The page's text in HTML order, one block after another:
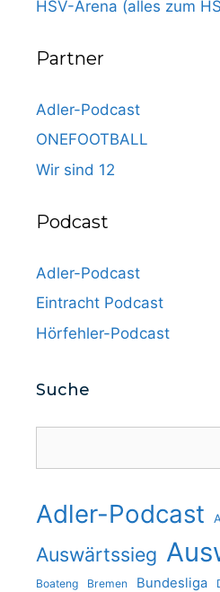
HSV-Arena (alles zum
Partner
Adler-Podcast
ONEFOOTBALL
Wir sind 12
Podcast
Adler-Podcast
Eintracht Podcast
Hörfehler-Podcast
Suche
Adler-Podcast
Auswärtssieg
Boateng Bremen Bundesliga